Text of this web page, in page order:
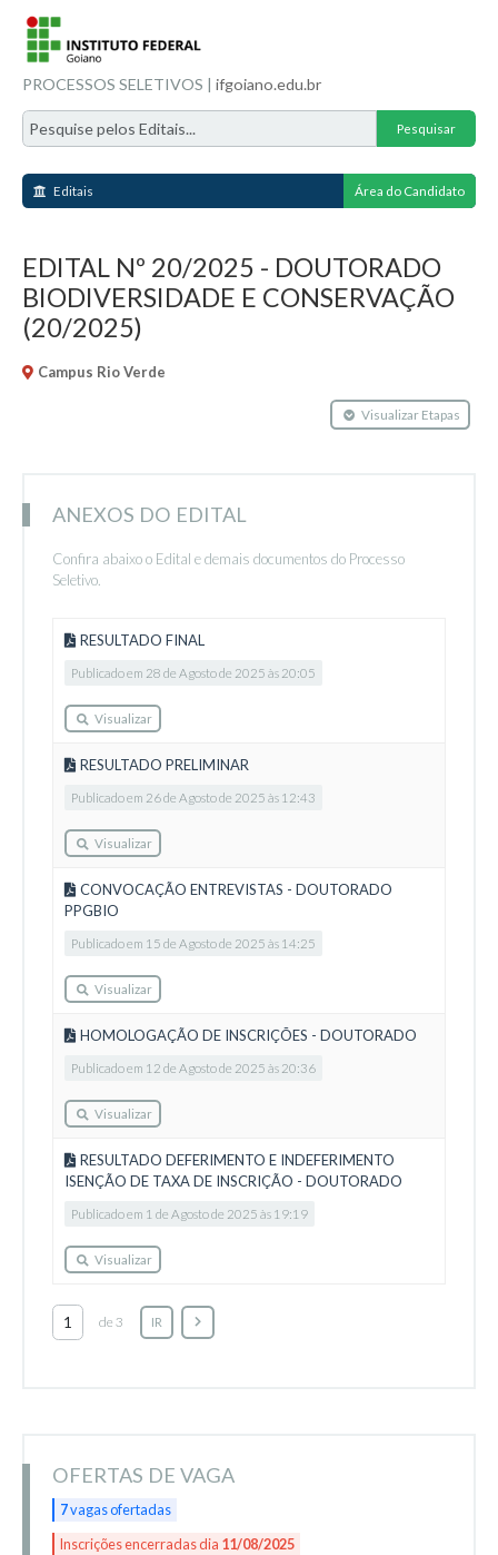
PROCESSOS SELETIVOS | ifgoiano.edu.br
Editais Área do Candidato
EDITAL Nº 20/2025 - DOUTORADO
BIODIVERSIDADE E CONSERVAÇÃO
(20/2025)
Campus Rio Verde
Visualizar Etapas
ANEXOS DO EDITAL
Confira abaixo o Edital e demais documentos do Processo
Seletivo.
RESULTADO FINAL
Publicado em 28 de Agosto de 2025 às 20:05
Visualizar
RESULTADO PRELIMINAR
Publicado em 26 de Agosto de 2025 às 12:43
Visualizar
CONVOCAÇÃO ENTREVISTAS - DOUTORADO
PPGBIO
Publicado em 15 de Agosto de 2025 às 14:25
Visualizar
HOMOLOGAÇÃO DE INSCRIÇÕES - DOUTORADO
Publicado em 12 de Agosto de 2025 às 20:36
Visualizar
RESULTADO DEFERIMENTO E INDEFERIMENTO
ISENÇÃO DE TAXA DE INSCRIÇÃO - DOUTORADO
Publicado em 1 de Agosto de 2025 às 19:19
Visualizar
de 3 IR
OFERTAS DE VAGA
7vagas ofertadas
Inscrições encerradas dia 11/08/2025